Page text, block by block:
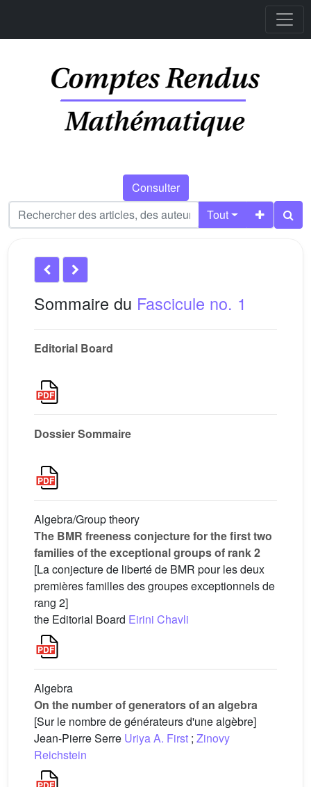
Consulter
Tout
Sommaire du Fascicule no. 1
Editorial Board
Dossier Sommaire
Algebra/Group theory
The BMR freeness conjecture for the first two
families of the exceptional groups of rank 2
[La conjecture de liberté de BMR pour les deux
premières familles des groupes exceptionnels de
rang 2]
the Editorial Board Eirini Chavli
Algebra
On the number of generators of an algebra
[Sur le nombre de générateurs d'une algèbre]
Jean-Pierre Serre Uriya A. First ; Zinovy
Reichstein